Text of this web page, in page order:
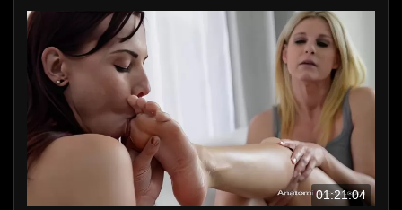
01:21:04